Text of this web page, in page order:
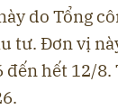
do Tổng
tư. Đơn vị
đến hết 12/